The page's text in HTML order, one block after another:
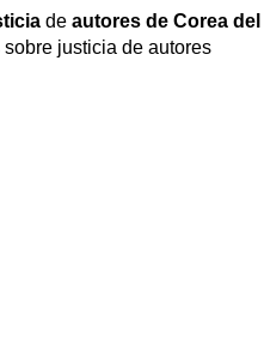
de autores de Corea del
justicia de autores